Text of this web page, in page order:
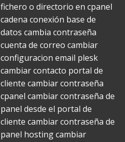
fichero o directorio en cpanel
cadena conexión base de
datos cambia contraseña
cuenta de correo cambiar
configuracion email plesk
cambiar contacto portal de
cliente cambiar contraseña
cpanel cambiar contraseña de
panel desde el portal de
cliente cambiar contraseña de
panel hostingcambiar